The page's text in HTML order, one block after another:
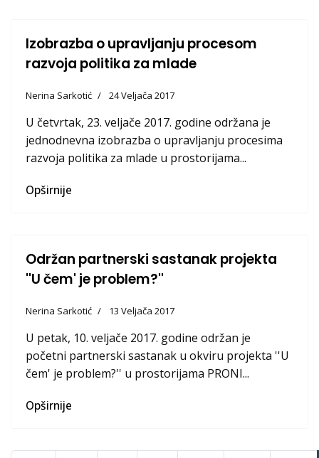
Izobrazba o upravljanju procesom
razvoja politika za mlade
Nerina Sarkotić 24 Veljača 2017
U četvrtak, 23. veljače 2017. godine održana je
jednodnevna izobrazba o upravljanju procesima
razvoja politika za mlade u prostorijama...
Opširnije
Održan partnerski sastanak projekta
''U čem' je problem?''
Nerina Sarkotić 13 Veljača 2017
U petak, 10. veljače 2017. godine održan je
početni partnerski sastanak u okviru projekta ''U
čem' je problem?'' u prostorijama PRONI...
Opširnije